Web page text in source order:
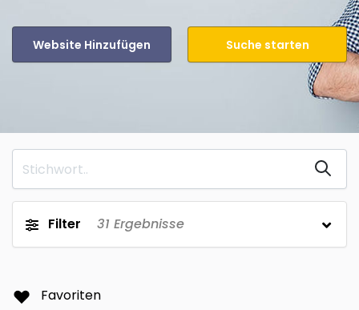
Website Hinzufügen Suche starten
Filter 31 Ergebnisse
Favoriten